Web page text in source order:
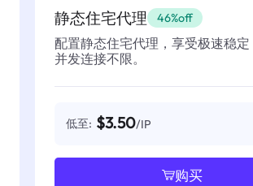
静态住宅代理 46%off
配置静态住宅代理，享受极速稳
并发连接不限。
低至: $3.50/IP
购买